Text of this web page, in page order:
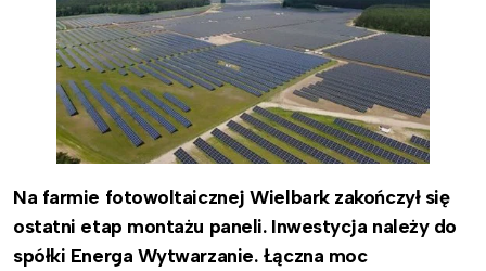
Na farmie fotowoltaicznej Wielbark zakończył się
ostatni etap montażu paneli. Inwestycja należy do
spółki Energa Wytwarzanie. Łączna moc